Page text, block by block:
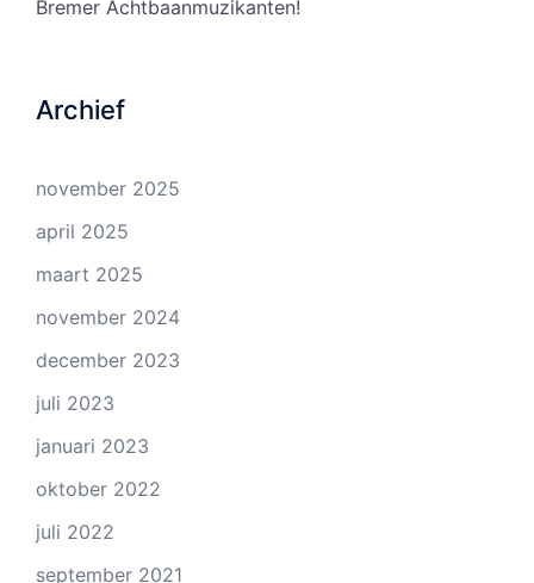
Bremer Achtbaanmuzikanten!
Archief
november 2025
april 2025
maart 2025
november 2024
december 2023
juli 2023
januari 2023
oktober 2022
juli 2022
september 2021